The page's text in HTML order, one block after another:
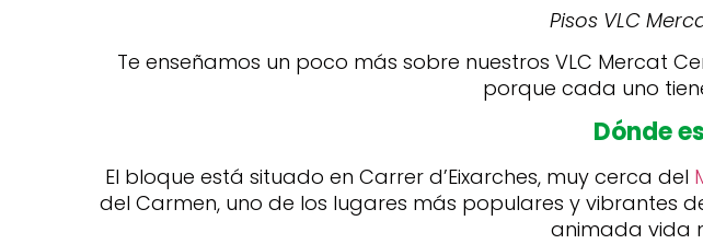
Pisos VLC
Te enseñamos un poco más sobre nuestros VLC Mercat
porque cada uno
Dónde
El bloque está situado en Carrer d’Eixarches, muy cerca del
del Carmen, uno de los lugares más populares y vibrantes
animada vida